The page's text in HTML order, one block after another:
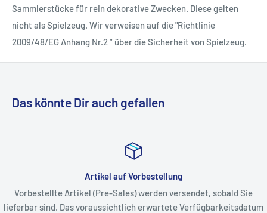
Sammlerstücke für rein dekorative Zwecken. Diese gelten
nicht als Spielzeug. Wir verweisen auf die "Richtlinie
2009/48/EG Anhang Nr.2 “ über die Sicherheit von Spielzeug.
Das könnte Dir auch gefallen
Artikel auf Vorbestellung
Vorbestellte Artikel (Pre-Sales) werden versendet, sobald Sie
lieferbar sind. Das voraussichtlich erwartete Verfügbarkeitsdatum